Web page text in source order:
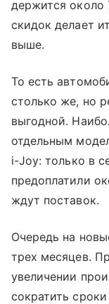
держится около
скидок делает
выше.
То есть
столько же, но
выгодной.
отдельным
i-Joy: только в
предоплатили
ждут поставок.
Очередь на
трех месяцев.
увеличении
сократить